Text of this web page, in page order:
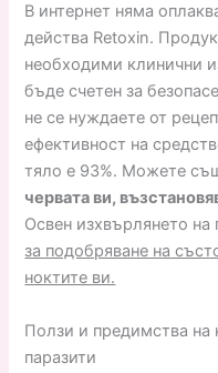
В интернет няма
действа Retoxin.
необходими клинични
бъде счетен за
не се нуждаете от
ефективност на
тяло е 93%. Можете
червата ви,
Освен изхвърлянето на
за подобряване на
ноктите ви.
Ползи и предимства на
паразити